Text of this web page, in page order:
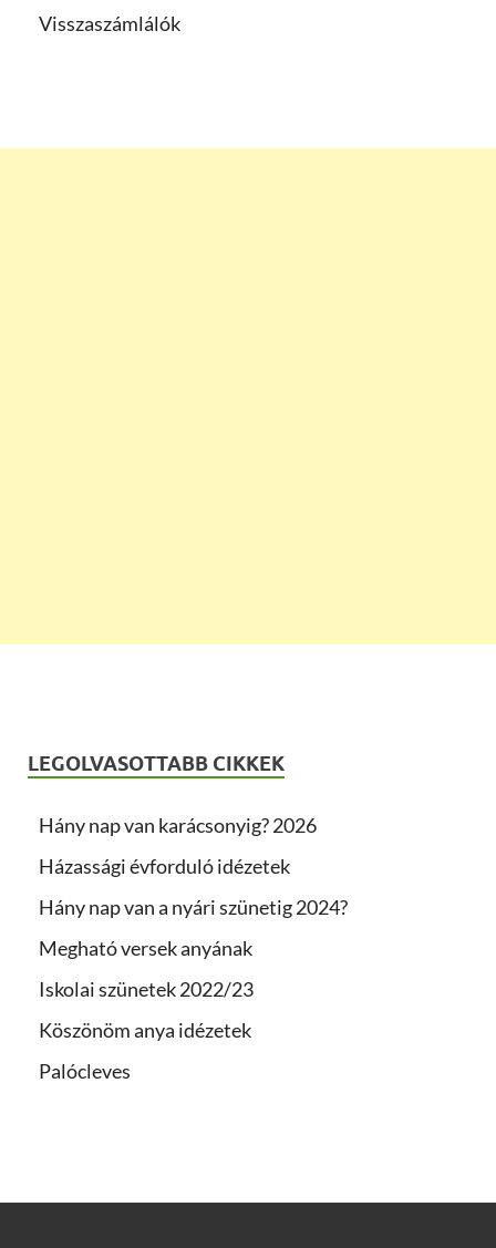
Visszaszámlálók
LEGOLVASOTTABB CIKKEK
Hány nap van karácsonyig? 2026
Házassági évforduló idézetek
Hány nap van a nyári szünetig 2024?
Megható versek anyának
Iskolai szünetek 2022/23
Köszönöm anya idézetek
Palócleves